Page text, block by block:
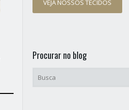
VEJA NOSSOS TECIDOS
Procurar no blog